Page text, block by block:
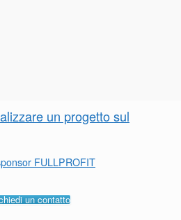
un progetto sul
FULLPROFIT
un contatto